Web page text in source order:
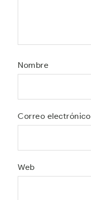
Nombre
Correo electrónico
Web